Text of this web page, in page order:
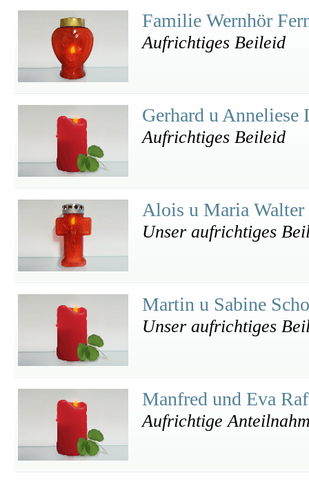
Familie Wernhör
Aufrichtiges Beileid
Gerhard u
Aufrichtiges Beileid
Alois u Maria Walter
Unser aufrichtiges
Martin u Sabine
Unser aufrichtiges
Manfred und Eva
Aufrichtige